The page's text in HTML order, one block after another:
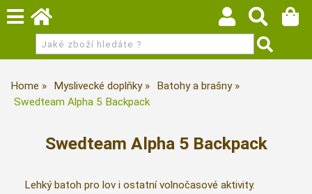
Home Myslivecké doplňky
Batohy a brašny
Swedteam Alpha 5 Backpack
Swedteam Alpha 5 Backpack
Lehký batoh pro lov i ostatní volnočasové aktivity.